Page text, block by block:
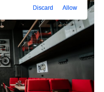
Discard Allow